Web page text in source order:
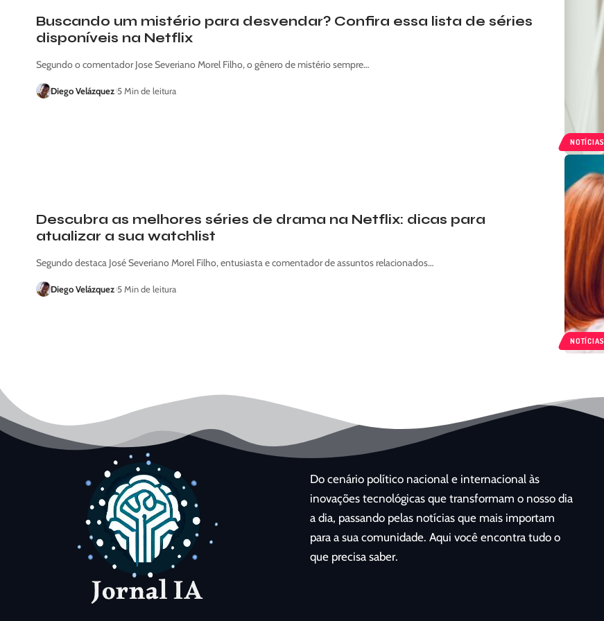
NOTÍCIAS
Buscando um mistério para desvendar? Confira essa lista de séries
disponíveis na Netflix
Segundo o comentador Jose Severiano Morel Filho, o gênero de mistério sempre…
Diego Velázquez 5 Min de leitura
NOTÍCIAS
Descubra as melhores séries de drama na Netflix: dicas para
atualizar a sua watchlist
Segundo destaca José Severiano Morel Filho, entusiasta e comentador de assuntos relacionados…
Diego Velázquez 5 Min de leitura
Do cenário político nacional e internacional às
inovações tecnológicas que transformam o nosso dia
a dia, passando pelas notícias que mais importam
para a sua comunidade. Aqui você encontra tudo o
que precisa saber.